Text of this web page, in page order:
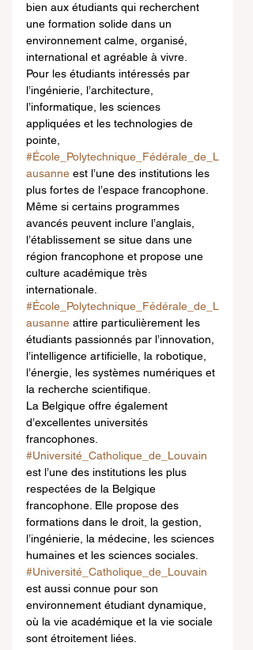
bien aux étudiants qui recherchent
une formation solide dans un
environnement calme, organisé,
international et agréable à vivre.
Pour les étudiants intéressés par
l’ingénierie, l’architecture,
l’informatique, les sciences
appliquées et les technologies de
pointe,
#École_Polytechnique_Fédérale_de_L
ausanne est l’une des institutions les
plus fortes de l’espace francophone.
Même si certains programmes
avancés peuvent inclure l’anglais,
l’établissement se situe dans une
région francophone et propose une
culture académique très
internationale.
#École_Polytechnique_Fédérale_de_L
ausanne attire particulièrement les
étudiants passionnés par l’innovation,
l’intelligence artificielle, la robotique,
l’énergie, les systèmes numériques et
la recherche scientifique.
La Belgique offre également
d’excellentes universités
francophones.
#Université_Catholique_de_Louvain
est l’une des institutions les plus
respectées de la Belgique
francophone. Elle propose des
formations dans le droit, la gestion,
l’ingénierie, la médecine, les sciences
humaines et les sciences sociales.
#Université_Catholique_de_Louvain
est aussi connue pour son
environnement étudiant dynamique,
où la vie académique et la vie sociale
sont étroitement liées.